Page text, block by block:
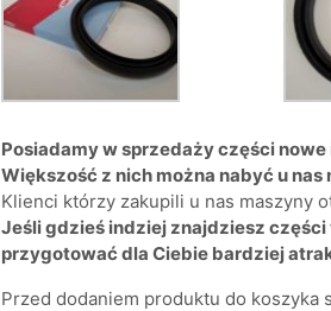
Posiadamy w sprzedaży części
Większość z nich można nabyć u nas
Klienci którzy zakupili u nas maszyny
Jeśli gdzieś indziej znajdziesz
przygotować dla Ciebie bardziej
Przed dodaniem produktu do koszyka